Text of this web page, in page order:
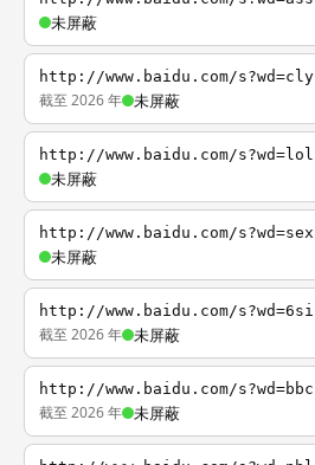
未屏蔽
http://www.baidu.com/s?wd=cly
截至 2026 年 未屏蔽
http://www.baidu.com/s?wd=lol
未屏蔽
http://www.baidu.com/s?wd=sex
未屏蔽
http://www.baidu.com/s?wd=6si
截至 2026 年 未屏蔽
http://www.baidu.com/s?wd=bbc
截至 2026 年 未屏蔽